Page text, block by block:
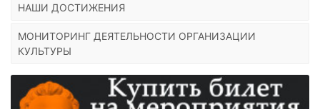
НАШИ ДОСТИЖЕНИЯ
МОНИТОРИНГ ДЕЯТЕЛЬНОСТИ ОРГАНИЗАЦИИ
КУЛЬТУРЫ